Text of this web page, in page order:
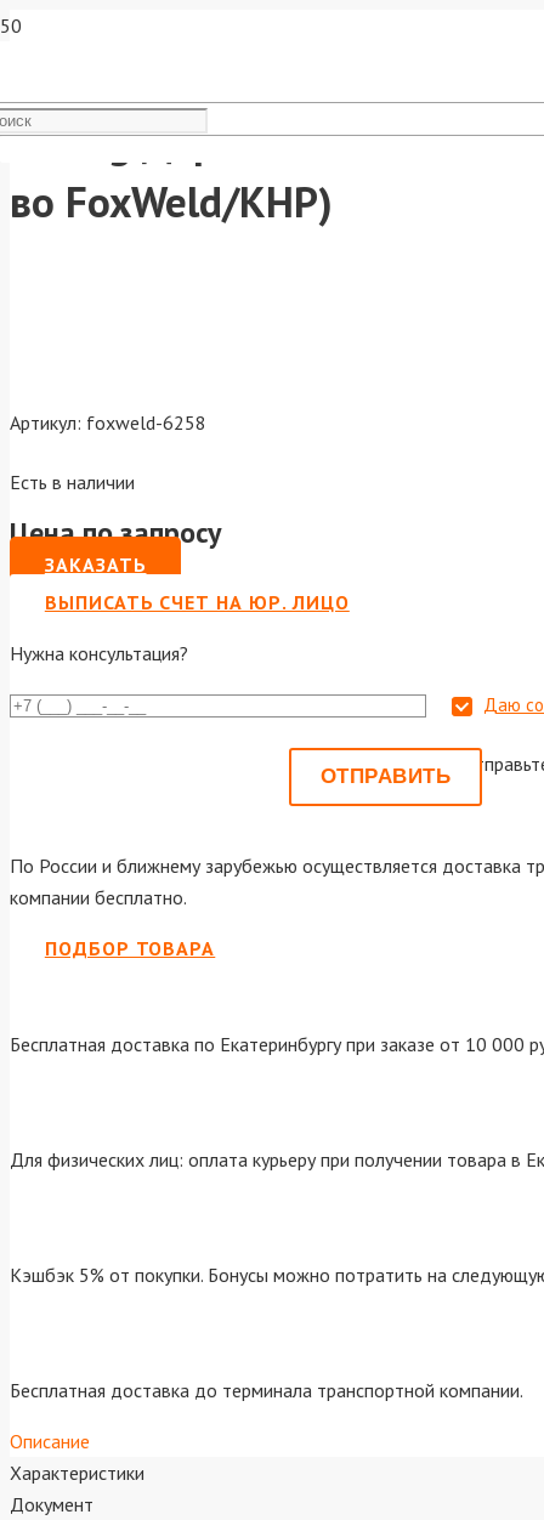
Varteg Держатель након.
во FoxWeld/КНР)
Артикул: foxweld-6258
Есть в наличии
Цена по запросу
ЗАКАЗАТЬ
ВЫПИСАТЬ СЧЕТ НА ЮР. ЛИЦО
Нужна консультация?
Даю
Или
По России и ближнему зарубежью осуществляется доставка
компании бесплатно.
ПОДБОР ТОВАРА
Бесплатная доставка по Екатеринбургу при заказе от 10 000
Для физических лиц: оплата курьеру при получении товара в
Кэшбэк 5% от покупки. Бонусы можно потратить на
Бесплатная доставка до терминала транспортной компании.
Описание
Характеристики
Документ